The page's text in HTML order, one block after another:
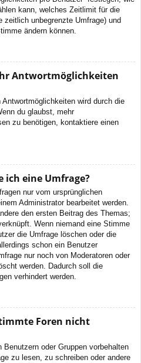
kann, welches Zeitlimit für die
zeitlich unbegrenzte Umfrage) und
ändern können.
Antwortmöglichkeiten
wird durch die
du glaubst, mehr
zu benötigen, kontaktiere einen
ich eine Umfrage?
nur vom ursprünglichen
Administrator bearbeitet werden.
den ersten Beitrag des Themas;
Wenn niemand eine Stimme
die Umfrage löschen oder die
schon ein Benutzer
nur noch von Moderatoren oder
werden. Dadurch soll die
verhindert werden.
Foren nicht
oder Gruppen vorbehalten
zu lesen, zu schreiben oder andere